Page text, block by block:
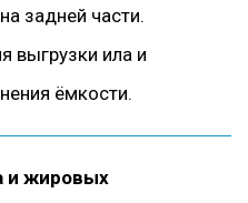
задней части.
выгрузки ила и
ёмкости.
и жировых